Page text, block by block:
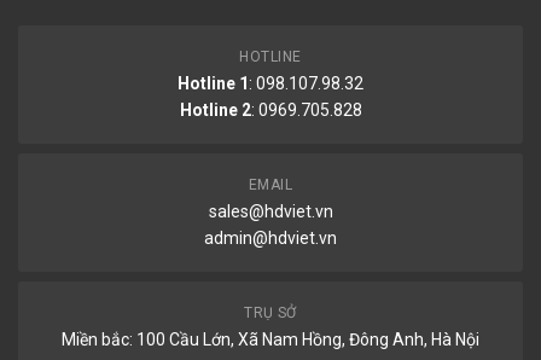
Ford Focus 1.5 EcoboostHOTLINE
Hotline 1 : 098.107.98.32
Hotline 2: 0969.705.828
EMAIL
sales@hdviet.vn
admin@hdviet.vn
TRỤ SỞ
Miền bắc: 100 Cầu Lớn, Xã Nam Hồng, Đông Anh, Hà Nội